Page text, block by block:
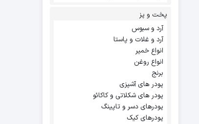
پخت و پز
آرد و سبوس
آرد و غلات و پاستا
انواع خمیر
انواع روغن
برنج
پودر های آشپزی
پودر های شکلاتی و کاکائو
پودرهای دسر و تاپینگ
پودرهای کیک